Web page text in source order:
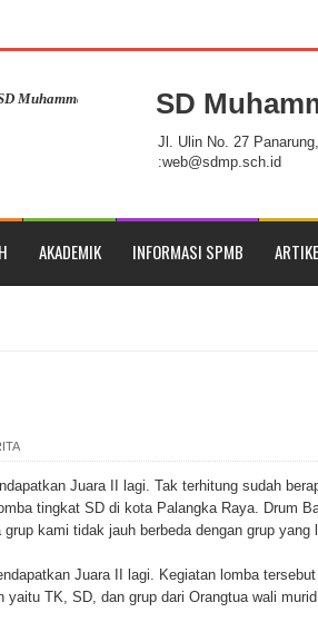
Pahandut Palangka Raya
SD
Jl. Ulin No. 27
:web@sdmp.sch.id
AKADEMIK INFORMASI SPMB
Juara II lagi. Tak terhitung sudah
tingkat SD di kota Palangka Raya. Drum
kami tidak jauh berbeda dengan grup yang
Juara II lagi. Kegiatan lomba
TK, SD, dan grup dari Orangtua wali murid